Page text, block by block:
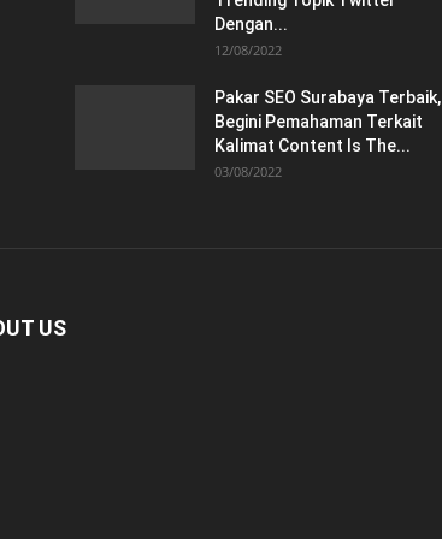
Dengan...
12/08/2022
Pakar SEO Surabaya Terbaik,
Begini Pemahaman Terkait
Kalimat Content Is The...
03/08/2022
US